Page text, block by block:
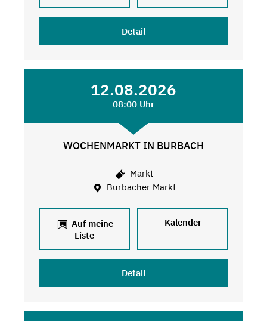
Detail
12.08.2026
08:00 Uhr
WOCHENMARKT IN BURBACH
Markt
Burbacher Markt
Auf meine
Liste
Kalender
Detail